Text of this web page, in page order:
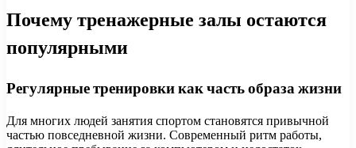
Почему тренажерные залы остаются
популярными
Регулярные тренировки как часть образа жизни
Для многих людей занятия спортом становятся привычной
частью повседневной жизни. Современный ритм работы,